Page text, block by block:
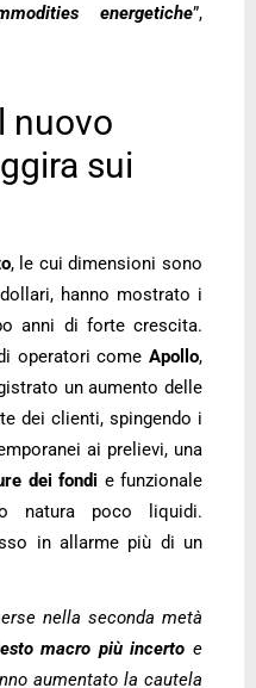
energetiche”,
nuovo
sui
, le cui dimensioni sono
hanno mostrato i
anni di forte crescita.
operatori comeApollo,
un aumento delle
dei clienti, spingendo i
ai prelievi, una
dei fondi e funzionale
natura poco liquidi.
in allarme più di un
nella seconda metà
macro più incerto e
aumentato la cautela